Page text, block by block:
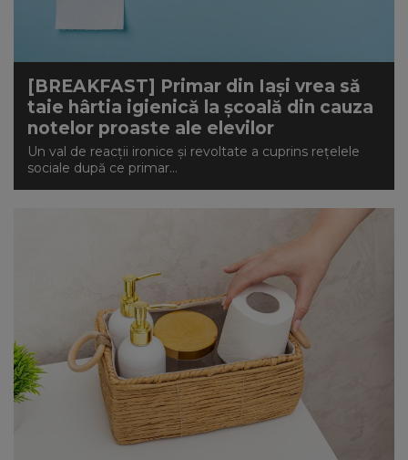
NEWS
CONTUL MEU
[BREAKFAST] Primar din Iași vrea să
taie hârtia igienică la școală din cauza
notelor proaste ale elevilor
Un val de reacții ironice și revoltate a cuprins rețelele
sociale după ce primar...